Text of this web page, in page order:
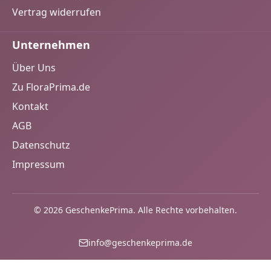
Vertrag widerrufen
Unternehmen
Über Uns
Zu FloraPrima.de
Kontakt
AGB
Datenschutz
Impressum
© 2026 GeschenkePrima. Alle Rechte vorbehalten.
info@geschenkeprima.de